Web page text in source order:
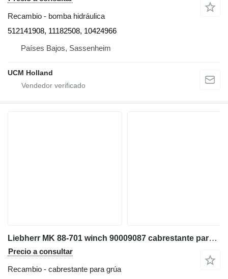
Recambio - bomba hidráulica
512141908, 11182508, 10424966
Países Bajos, Sassenheim
UCM Holland
Liebherr MK 88-701 winch 90009087 cabrestante para grúa para grúa móvil
Precio a consultar
Recambio - cabrestante para grúa